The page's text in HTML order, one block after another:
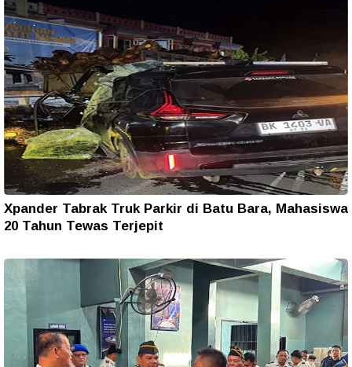
Xpander Tabrak Truk Parkir di Batu Bara, Mahasiswa
20 Tahun Tewas Terjepit